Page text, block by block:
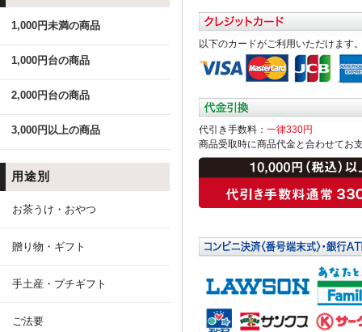
1,000円未満の商品
1,000円台の商品
2,000円台の商品
3,000円以上の商品
用途別
お茶うけ・おやつ
贈り物・ギフト
手土産・プチギフト
ご法要
以下のカードがご利用いただけます
代引き手数料： 一律330円
商品受取時に商品代金と合わせてお